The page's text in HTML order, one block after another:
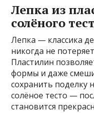
Лепка из
солёного
Лепка — классика
никогда не
Пластилин
формы и даже
сохранить поделку
солёное тесто —
становится